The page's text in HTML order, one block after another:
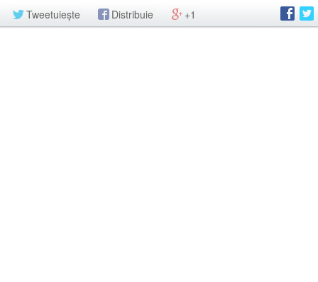
Tweetuiește Distribuie +1